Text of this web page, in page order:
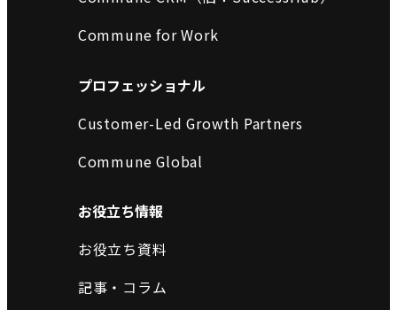
Commune for Work
プロフェッショナル
Customer-Led Growth Partners
Commune Global
お役立ち情報
お役立ち資料
記事・コラム